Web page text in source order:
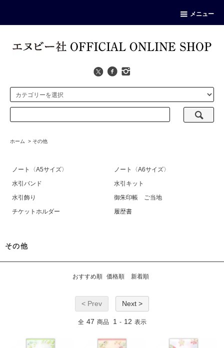
メニュー
ホーム > その他
ノート〈A5サイズ〉
ノート〈A6サイズ〉
水引バンド
水引キット
水引飾り
御朱印帳 ご当地
チケットホルダー
履歴書
その他
おすすめ順 価格順 新着順
< Prev Next >
全 47 商品 1 - 12 表示